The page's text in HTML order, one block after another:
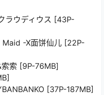
ラウディウス [43P-
-X面饼仙儿 [22P-
索 [9P-76MB]
[37P-187MB]